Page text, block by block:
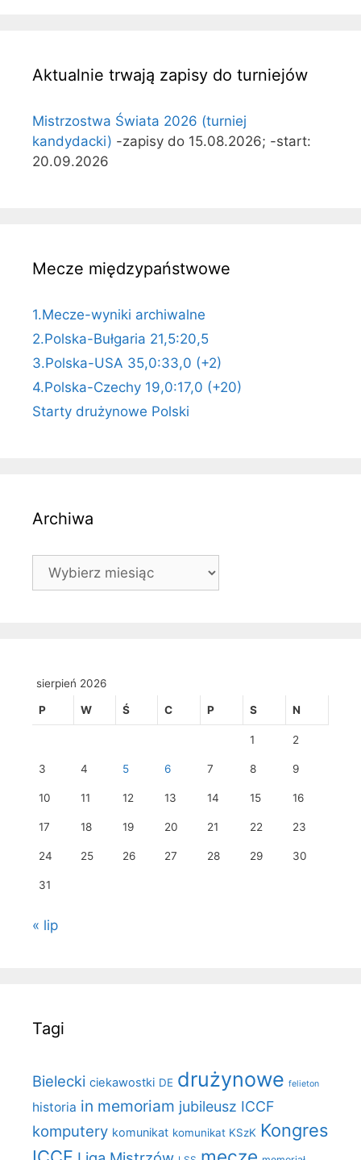
Aktualnie trwają zapisy do turniejów
Mistrzostwa Świata 2026 (turniej
kandydacki) -zapisy do 15.08.2026; -start:
20.09.2026
Mecze międzypaństwowe
1.Mecze-wyniki archiwalne
2.Polska-Bułgaria 21,5:20,5
3.Polska-USA 35,0:33,0 (+2)
4.Polska-Czechy 19,0:17,0 (+20)
Starty drużynowe Polski
Archiwa
Archiwa
sierpień 2026
P W Ś C P S N
1 2
3 4 5 6 7 8 9
10 11 12 13 14 15 16
17 18 19 20 21 22 23
24 25 26 27 28 29 30
31
« lip
Tagi
Bielecki ciekawostki DE drużynowe felieton
historia in memoriam jubileusz ICCF
komputery komunikat komunikat KSzK Kongres